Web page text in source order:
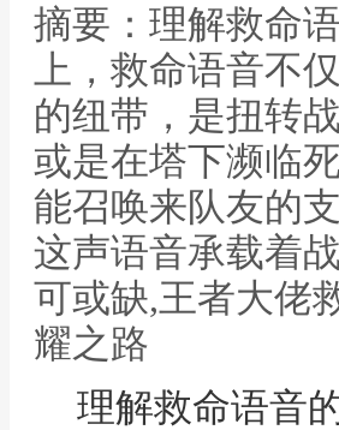
摘要：理解救命
上，救命语音不
的纽带，是扭转
或是在塔下濒临
能召唤来队友的
这声语音承载着
可或缺,王者大佬
耀之路
理解救命语音